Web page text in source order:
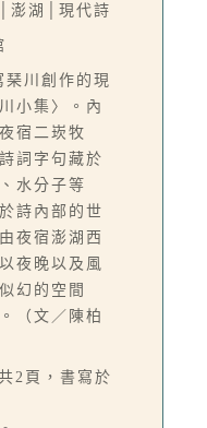
澎湖│現代詩
川創作的現
小集〉。內
宿二崁牧
詞字句藏於
水分子等
詩內部的世
夜宿澎湖西
夜晚以及風
幻的空間
（文／陳柏
2頁，書寫於